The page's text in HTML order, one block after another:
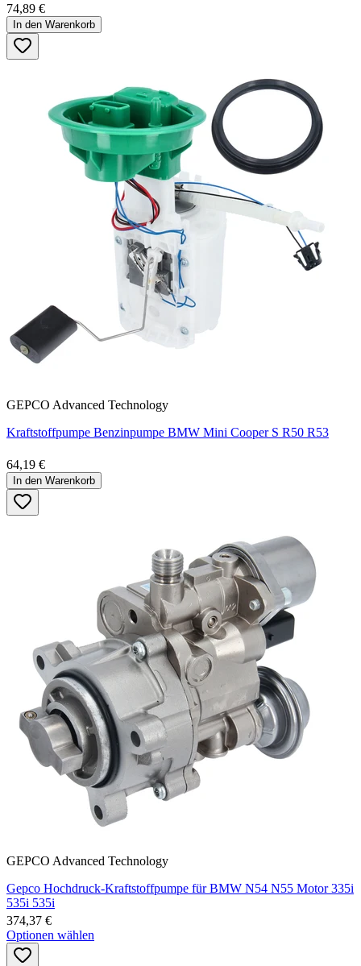
74,89 €
In den Warenkorb
GEPCO Advanced Technology
Kraftstoffpumpe Benzinpumpe BMW Mini Cooper S R50 R53
64,19 €
In den Warenkorb
GEPCO Advanced Technology
Gepco Hochdruck-Kraftstoffpumpe für BMW N54 N55 Motor 335i
535i 535i
374,37 €
Optionen wählen